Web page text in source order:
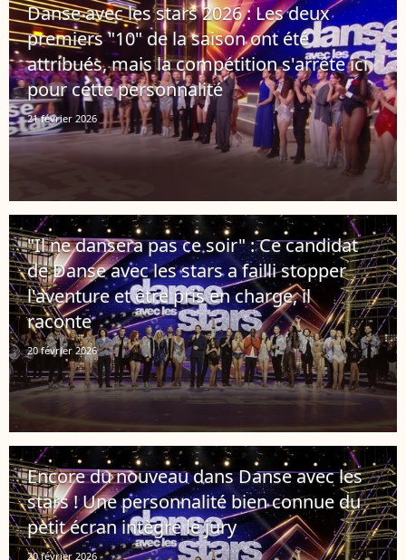
Danse avec les stars 2026 : Les deux
premiers "10" de la saison ont été
attribués, mais la compétition s'arrête ici
pour cette personnalité
21 février 2026
"Il ne dansera pas ce soir" : Ce candidat
de Danse avec les stars a failli stopper
l'aventure et être pris en charge, il
raconte
20 février 2026
Encore du nouveau dans Danse avec les
stars ! Une personnalité bien connue du
petit écran intègre le jury
20 février 2026